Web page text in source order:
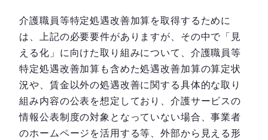
介護職員等特定処遇改善加算を取得するために
は、上記の必要要件がありますが、その中で「見
える化」に向けた取り組みについて、介護職員等
特定処遇改善加算も含めた処遇改善加算の算定状
況や、賃金以外の処遇改善に関する具体的な取り
組み内容の公表を想定しており、介護サービスの
情報公表制度の対象となっていない場合、事業者
のホームページを活用する等、外部から見える形